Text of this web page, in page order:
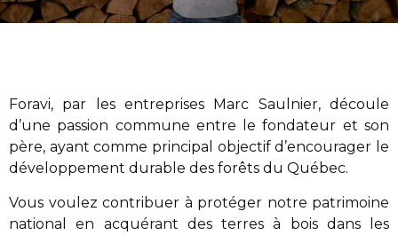
Foravi, par les entreprises Marc Saulnier, découle
d’une passion commune entre le fondateur et son
père, ayant comme principal objectif d’encourager le
développement durable des forêts du Québec.
Vous voulez contribuer à protéger notre patrimoine
national en acquérant des terres à bois dans les